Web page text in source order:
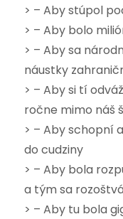
> – Aby stúpol
> – Aby bolo
> – Aby sa
náustky
> – Aby si tí
ročne mimo náš
> – Aby schopní
do cudziny
> – Aby bola
a tým sa
> – Aby tu bola